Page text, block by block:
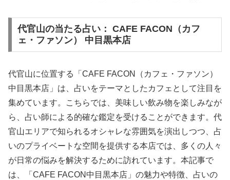
代官山の当たる占い： CAFE FACON（カフ
ェ・ファソン） 中目黒本店
代官山に位置する「CAFE FACON（カフェ・ファソン）
中目黒本店」は、占いをテーマとしたカフェとして注目を
集めています。こちらでは、美味しい飲み物を楽しみなが
ら、占い師による的確な鑑定を受けることができます。代
官山エリアで知られるオシャレな雰囲気を演出しつつ、占
いのプライベートな空間を提供する本店では、多くの人々
が日常の悩みを解決するために訪れています。本記事で
は、「CAFE FACON中目黒本店」の魅力や特徴、占いの